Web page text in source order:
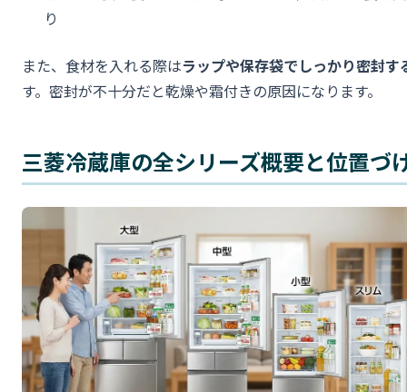
り
また、食材を入れる際はラップや保存袋でしっかり密封す
す。密封が不十分だと乾燥や霜付きの原因になります。
三菱冷蔵庫の全シリーズ概要と位置づ